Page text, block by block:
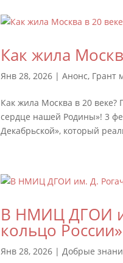
Как жила
Янв 28, 2026 |Анонс, Грант
Как жила Москва в 20 веке?
сердце нашей Родины»! 3
Декабрьской», который
В НМИЦ ДГОИ
кольцо России»
Янв 28, 2026 |Добрые